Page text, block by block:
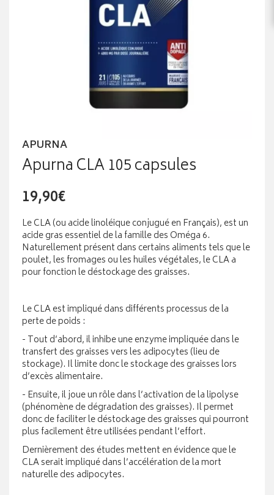
APURNA
Apurna CLA 105 capsules
19,90€
Le CLA (ou acide linoléique conjugué en Français), est un
acide gras essentiel de la famille des Oméga 6.
Naturellement présent dans certains aliments tels que le
poulet, les fromages ou les huiles végétales, le CLA a
pour fonction le déstockage des graisses.
Le CLA est impliqué dans différents processus de la
perte de poids :
- Tout d’abord, il inhibe une enzyme impliquée dans le
transfert des graisses vers les adipocytes (lieu de
stockage). Il limite donc le stockage des graisses lors
d’excès alimentaire.
- Ensuite, il joue un rôle dans l’activation de la lipolyse
(phénomène de dégradation des graisses). Il permet
donc de faciliter le déstockage des graisses qui pourront
plus facilement être utilisées pendant l’effort.
Dernièrement des études mettent en évidence que le
CLA serait impliqué dans l’accélération de la mort
naturelle des adipocytes.